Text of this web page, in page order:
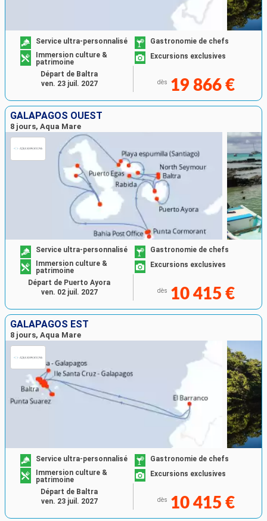
Service ultra-personnalisé
Gastronomie de chefs
Immersion culture &
patrimoine
Excursions exclusives
dès 19 866 €
Départ de Baltra
ven. 23 juil. 2027
GALAPAGOS OUEST
8 jours, Aqua Mare
Service ultra-personnalisé
Gastronomie de chefs
Immersion culture &
patrimoine
Excursions exclusives
dès 10 415 €
Départ de Puerto Ayora
ven. 02 juil. 2027
GALAPAGOS EST
8 jours, Aqua Mare
Service ultra-personnalisé
Gastronomie de chefs
Immersion culture &
patrimoine
Excursions exclusives
dès 10 415 €
Départ de Baltra
ven. 23 juil. 2027